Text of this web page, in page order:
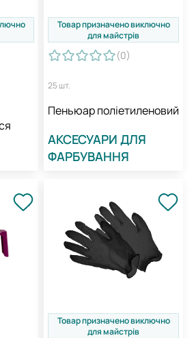
Товар призначено виключно
для майстрів
(0)
25 шт.
Пеньюар поліетиленовий
АКСЕСУАРИ ДЛЯ
ФАРБУВАННЯ
Товар призначено виключно
для майстрів